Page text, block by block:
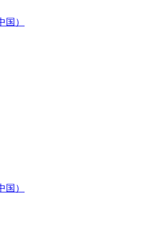
）
）